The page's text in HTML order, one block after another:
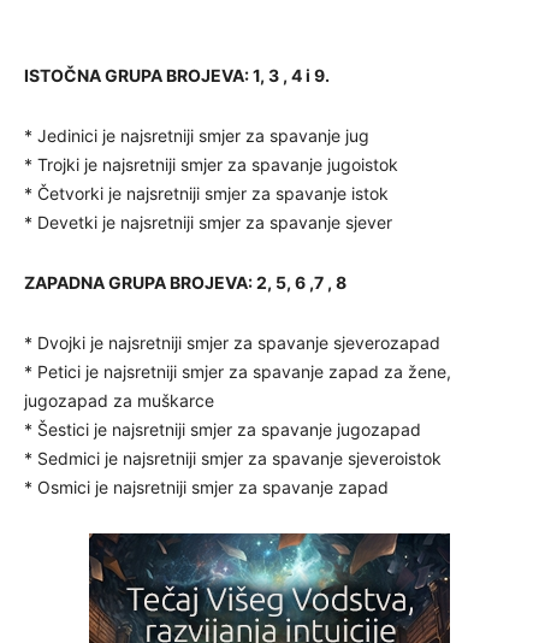
ISTOČNA GRUPA BROJEVA: 1, 3 , 4 i 9.
* Jedinici je najsretniji smjer za spavanje jug
* Trojki je najsretniji smjer za spavanje jugoistok
* Četvorki je najsretniji smjer za spavanje istok
* Devetki je najsretniji smjer za spavanje sjever
ZAPADNA GRUPA BROJEVA: 2, 5, 6 ,7 , 8
* Dvojki je najsretniji smjer za spavanje sjeverozapad
* Petici je najsretniji smjer za spavanje zapad za žene,
jugozapad za muškarce
* Šestici je najsretniji smjer za spavanje jugozapad
* Sedmici je najsretniji smjer za spavanje sjeveroistok
* Osmici je najsretniji smjer za spavanje zapad